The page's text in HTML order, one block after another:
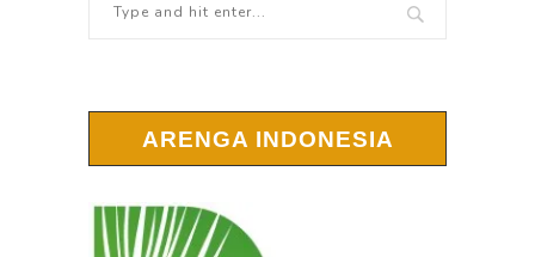
ARENGA INDONESIA